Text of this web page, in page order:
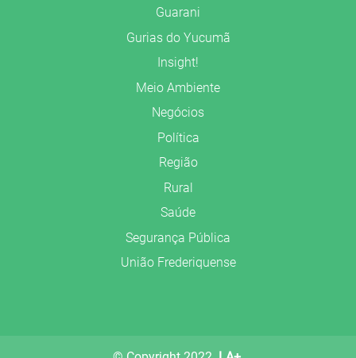
Guarani
Gurias do Yucumã
Insight!
Meio Ambiente
Negócios
Política
Região
Rural
Saúde
Segurança Pública
União Frederiquense